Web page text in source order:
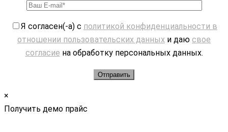
Я согласен(-а) с политикой конфиденциальности в
отношении пользовательских данных и даю свое
согласие на обработку персональных данных.
×
Получить демо прайс